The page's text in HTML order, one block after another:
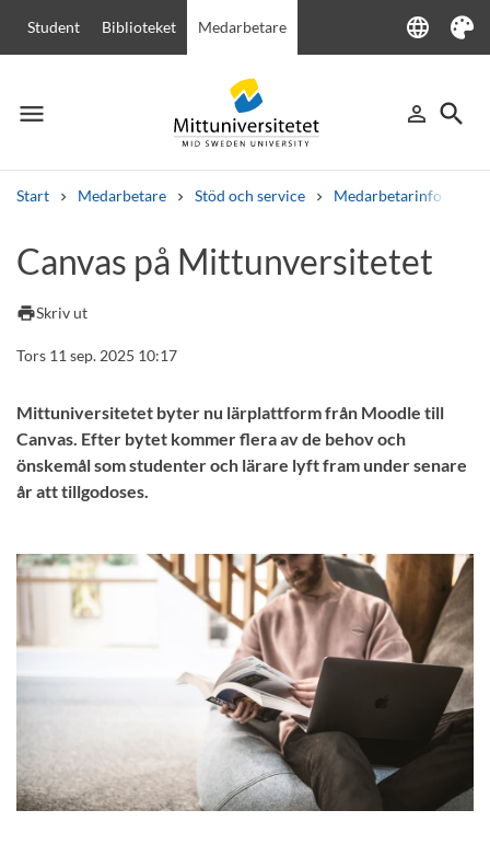
Student Biblioteket Medarbetare language
Language
Tema
menu
Meny person_outline
Logga in
search
Sök
Start Medarbetare Stöd och service Medarbetarinfo
Andra söktjänster
Kurser och program
Canvas på Mittunversitetet
printSkriv ut
Tors 11 sep. 2025 10:17
Mittuniversitetet byter nu lärplattform från Moodle till
Canvas. Efter bytet kommer flera av de behov och
önskemål som studenter och lärare lyft fram under senare
år att tillgodoses.